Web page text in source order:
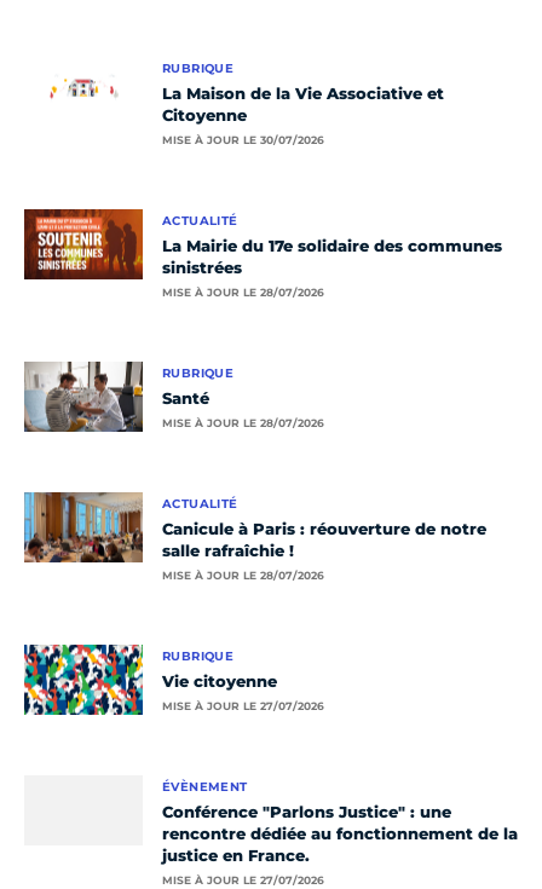
RUBRIQUE
La Maison de la Vie Associative et
Citoyenne
MISE À JOUR LE 30/07/2026
ACTUALITÉ
La Mairie du 17e solidaire des communes
sinistrées
MISE À JOUR LE 28/07/2026
RUBRIQUE
Santé
MISE À JOUR LE 28/07/2026
ACTUALITÉ
Canicule à Paris : réouverture de notre
salle rafraîchie !
MISE À JOUR LE 28/07/2026
RUBRIQUE
Vie citoyenne
MISE À JOUR LE 27/07/2026
ÉVÈNEMENT
Conférence "Parlons Justice" : une
rencontre dédiée au fonctionnement de la
justice en France.
MISE À JOUR LE 27/07/2026